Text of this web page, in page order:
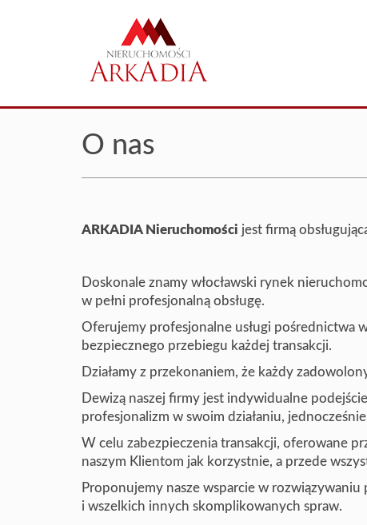
O nas
ARKADIA Nieruchomości jest firmą
Doskonale znamy włocławski rynek
w pełni profesjonalną obsługę.
Oferujemy profesjonalne usługi pośrednictwa
bezpiecznego przebiegu każdej transakcji.
Działamy z przekonaniem, że każdy
Dewizą naszej firmy jest indywidualne
profesjonalizm w swoim działaniu,
W celu zabezpieczenia transakcji, oferowane
naszym Klientom jak korzystnie, a przede
Proponujemy nasze wsparcie w
i wszelkich innych skomplikowanych spraw.